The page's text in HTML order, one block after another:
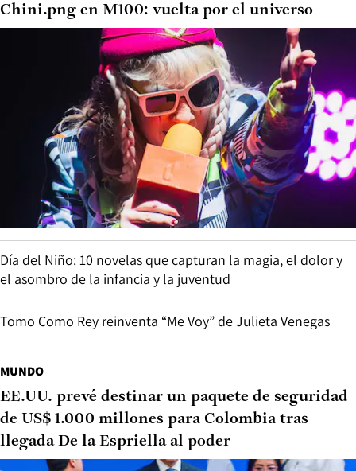
Chini.png en M100: vuelta por el universo
Día del Niño: 10 novelas que capturan la magia, el dolor y
el asombro de la infancia y la juventud
Tomo Como Rey reinventa “Me Voy” de Julieta Venegas
MUNDO
EE.UU. prevé destinar un paquete de seguridad
de US$ 1.000 millones para Colombia tras
llegada De la Espriella al poder